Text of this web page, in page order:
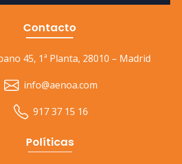
Contacto
45, 1ª Planta, 28010 – Madrid
info@aenoa.com
917 37 15 16
Políticas